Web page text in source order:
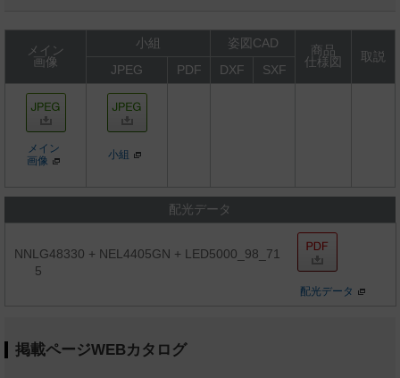
メイン
画像
小組 姿図CAD
商品
仕様図
取説
JPEG
PDF DXF SXF
メイン
画像
小組
配光データ
NNLG48330 + NEL4405GN + LED5000_98_71
5
配光データ
掲載ページWEBカタログ